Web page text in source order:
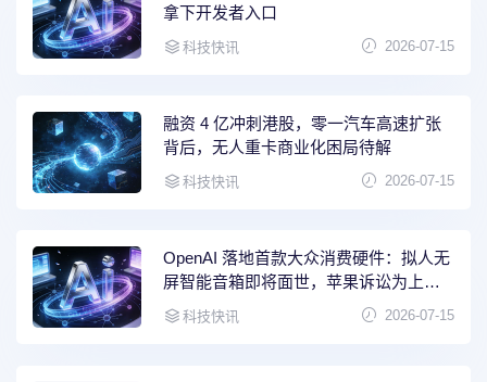
拿下开发者入口
科技快讯 2026-07-15
融资 4 亿冲刺港股，零一汽车高速扩张
背后，无人重卡商业化困局待解
科技快讯 2026-07-15
OpenAI 落地首款大众消费硬件：拟人无
屏智能音箱即将面世，苹果诉讼为上市
进程埋下变数
科技快讯 2026-07-15